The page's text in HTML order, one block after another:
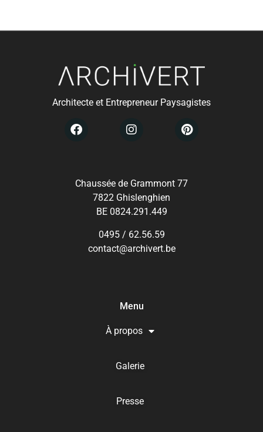
Architecte et Entrepreneur Paysagistes
Chaussée de Grammont 77
7822 Ghislenghien
BE 0824.291.449
0495 / 62.56.59
contact@archivert.be
Menu
À propos
Galerie
Presse